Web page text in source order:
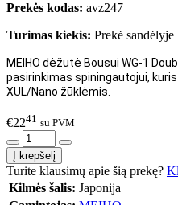
Prekės kodas: avz247
Turimas kiekis: Prekė sandėlyje
MEIHO dėžutė Bousui WG-1
pasirinkimas spiningautojui,
XUL/Nano žūklėmis.
€2241 su PVM
Turite klausimų apie šią prekę?
Kilmės šalis: Japonija